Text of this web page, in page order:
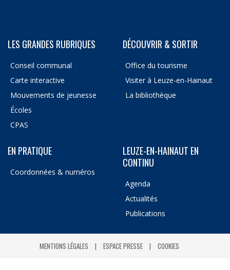
LES GRANDES RUBRIQUES
Conseil communal
Carte interactive
Mouvements de jeunesse
Écoles
CPAS
DÉCOUVRIR & SORTIR
Office du tourisme
Visiter à Leuze-en-Hainaut
La bibliothèque
EN PRATIQUE
Coordonnées & numéros
LEUZE-EN-HAINAUT EN
CONTINU
Agenda
Actualités
Publications
MENTIONS LÉGALES ESPACE PRESSE COOKIES